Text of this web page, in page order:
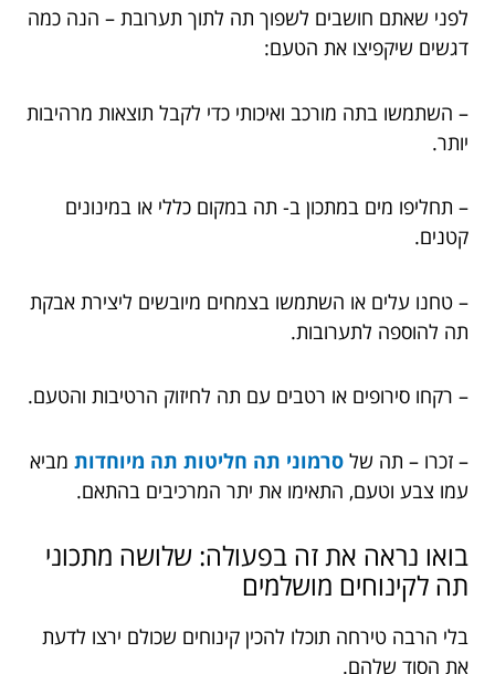
לפני שאתם חושבים לשפוך תה לתוך תערובת – הנה כמה
דגשים שיקפיצו את הטעם:
– השתמשו בתה מורכב ואיכותי כדי לקבל תוצאות מרהיבות
יותר.
– תחליפו מים במתכון ב- תה במקום כללי או במינונים
קטנים.
– טחנו עלים או השתמשו בצמחים מיובשים ליצירת אבקת
תה להוספה לתערובות.
– רקחו סירופים או רטבים עם תה לחיזוק הרטיבות והטעם.
– זכרו – תה של סרמוני תה חליטות תה מיוחדות מביא
עמו צבע וטעם, התאימו את יתר המרכיבים בהתאם.
בואו נראה את זה בפעולה: שלושה מתכוני
תה לקינוחים מושלמים
בלי הרבה טירחה תוכלו להכין קינוחים שכולם ירצו לדעת
את הסוד שלהם.